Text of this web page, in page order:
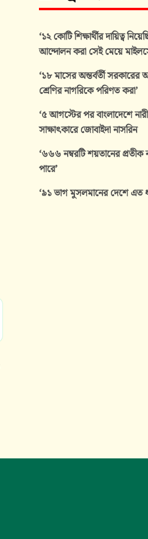
‘১২ কোটি শিক্ষার্থীর দায়িত্ব
আন্দোলন করা সেই মেয়ে
‘১৮ মাসের অন্তর্বর্তী সরকারের
শ্রেণির নাগরিকে পরিণত করা’
‘৫ আগস্টের পর বাংলাদেশে
সাক্ষাৎকারে জোবাইদা নাসরিন
‘৬৬৬ নম্বরটি শয়তানের
পারে’
‘৯১ ভাগ মুসলমানের দেশে এত